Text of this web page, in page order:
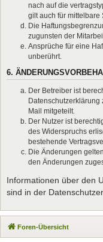
nach auf die
gilt auch für mittelbare
Die
zugunsten der
Ansprüche für eine
unberührt.
6.
Der Betreiber ist
Mail mitgeteilt.
Der Nutzer ist
des Widerspruchs
bestehende
Die Änderungen
den Änderungen
Informationen über den
sind in der
Foren-Übersicht